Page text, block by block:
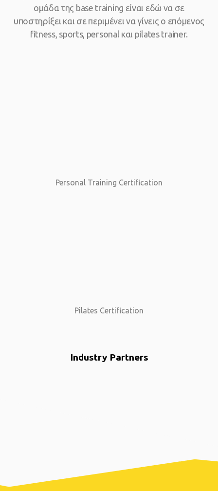
ομάδα της base training είναι εδώ να σε
υποστηρίξει και σε περιμένει να γίνεις ο επόμενος
fitness, sports, personal και pilates trainer.
Personal Training Certification
Pilates Certification
Industry Partners